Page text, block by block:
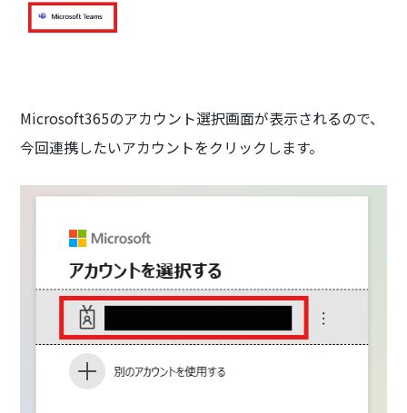
Microsoft365のアカウント選択画面が表示されるので、
今回連携したいアカウントをクリックします。